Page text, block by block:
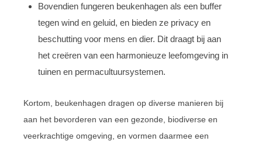
Bovendien fungeren beukenhagen als een buffer
tegen wind en geluid, en bieden ze privacy en
beschutting voor mens en dier. Dit draagt bij aan
het creëren van een harmonieuze leefomgeving in
tuinen en permacultuursystemen.
Kortom, beukenhagen dragen op diverse manieren bij
aan het bevorderen van een gezonde, biodiverse en
veerkrachtige omgeving, en vormen daarmee een